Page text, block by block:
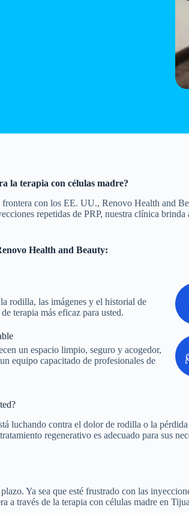
la terapia con células madre?
con los EE. UU., Renovo Health and
repetidas de PRP, nuestra clínica
Health and Beauty:
rodilla, las imágenes y el historial de
terapia más eficaz para usted.
un espacio limpio, seguro y acogedor,
equipo capacitado de profesionales de
luchando contra el dolor de rodilla o la
regenerativo es adecuado para sus
Ya sea que esté frustrado con las
a través de la terapia con células madre en